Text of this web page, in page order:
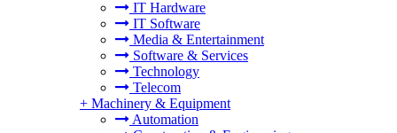
IT Hardware
IT Software
Media & Entertainment
Software & Services
Technology
Telecom
+ Machinery & Equipment
Automation